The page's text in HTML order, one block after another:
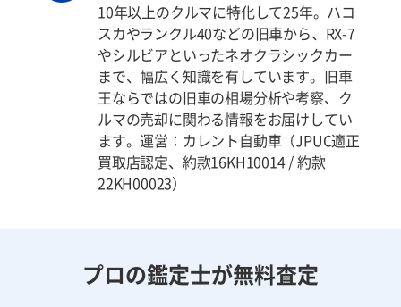
10年以上のクルマに特化して25年。ハコ
スカやランクル40などの旧車から、RX-7
やシルビアといったネオクラシックカー
まで、幅広く知識を有しています。旧車
王ならではの旧車の相場分析や考察、ク
ルマの売却に関わる情報をお届けしてい
ます。運営：カレント自動車（JPUC適正
買取店認定、約款16KH10014 / 約款
22KH00023）
プロの鑑定士が無料査定